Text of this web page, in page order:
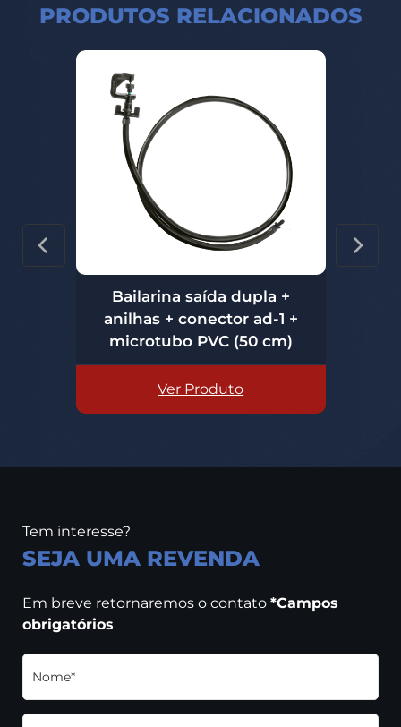
PRODUTOS RELACIONADOS
Bailarina saída dupla +
anilhas + conector ad-1 +
microtubo PVC (50 cm)
Ver Produto
Tem interesse?
SEJA UMA REVENDA
Em breve retornaremos o contato *Campos
obrigatórios
Nome*